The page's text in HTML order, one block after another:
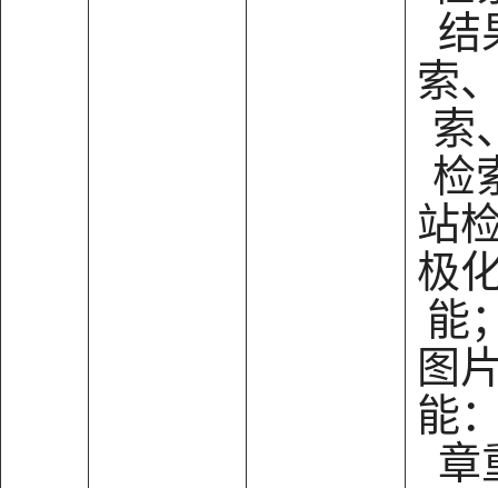
结
索
索
检
站
极
能
图
能
章